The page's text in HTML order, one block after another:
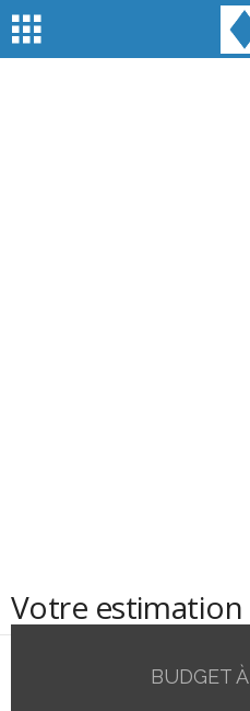
Votre estimation
BUDGET